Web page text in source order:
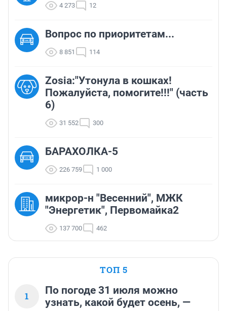
4 273 12
Вопрос по приоритетам...
8 851 114
Zosia:"Утонула в кошках!
Пожалуйста, помогите!!!" (часть
6)
31 552 300
БАРАХОЛКА-5
226 759 1 000
микрор-н "Весенний", МЖК
"Энергетик", Первомайка2
137 700 462
ТОП 5
1
По погоде 31 июля можно
узнать, какой будет осень, —